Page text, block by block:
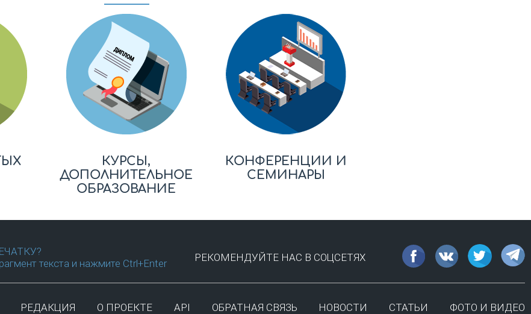
КУРСЫ,
ДОПОЛНИТЕЛЬНОЕ
ОБРАЗОВАНИЕ
КОНФЕРЕНЦИИ И
СЕМИНАРЫ
текста и нажмите Ctrl+Enter
РЕКОМЕНДУЙТЕ НАС В СОЦСЕТЯХ
РЕДАКЦИЯ О ПРОЕКТЕ API ОБРАТНАЯ СВЯЗЬ НОВОСТИ СТАТЬИ ФОТО И ВИДЕО